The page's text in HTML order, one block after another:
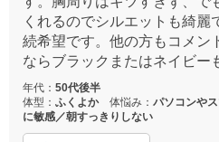
くれるのでシルエットも綺麗
続希望です。他の方もコメン
ならブラックまたはネイビー
年代： 50代後半
体型： ふくよか体悩み： パソコンや
に敏感／朝すっきりしない